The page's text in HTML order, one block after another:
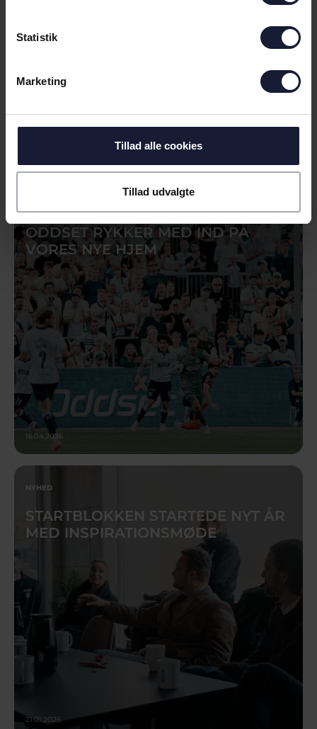
Statistik
Marketing
Tillad alle cookies
Tillad udvalgte
ODDSET RYKKER MED IND PÅ
VORES NYE HJEM
16.04.2026
NYHED
STARTBLOKKEN STARTEDE NYT ÅR
MED INSPIRATIONSMØDE
21.01.2026